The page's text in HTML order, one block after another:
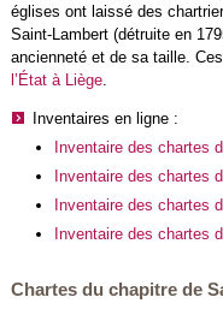
églises ont laissé des
Saint-Lambert (détruite en
ancienneté et de sa taille.
l’État à Liège.
Inventaires en ligne :
Inventaire des chartes
Inventaire des chartes
Inventaire des chartes
Inventaire des chartes
Chartes du chapitre de